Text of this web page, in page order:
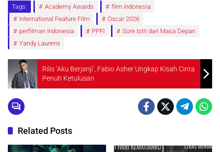
Tags: Academy Awards
film indonesia
International Feature Film
Oscar 2026
perfilman Indonesia
PPFI
Sore Istri dari Masa Depan
Yandy Laurens
Rilis ‘Aku Berjanji’, Fabio Asher Ungkap Kisah Cinta
Penuh Ketulusan
Related Posts